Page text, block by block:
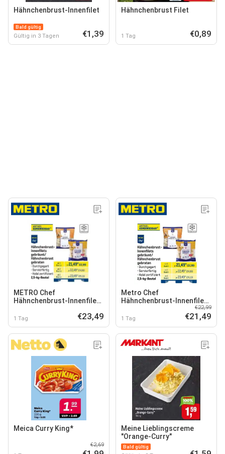
Hähnchenbrust-Innenfilet
Bald gültig
Gültig in 3 Tagen €1,39
Hähnchenbrust Filet
1 Tag €0,89
METRO Chef
Hähnchenbrust-Innenfilets
gebraten
1 Tag €23,49
Metro Chef
Hähnchenbrust-Innenfilets
gebräunt/Hähnchenbrust
gebraten
1 Tag
€22,99
€21,49
Meica Curry King*
€2,69
Meine Lieblingscreme
"Orange-Curry"
Bald gültig